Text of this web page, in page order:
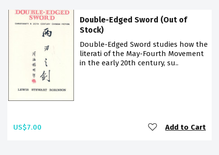
Double-Edged Sword (Out of
Stock)
Double-Edged Sword studies how the
literati of the May-Fourth Movement
in the early 20th century, su..
US$7.00 Add to Cart